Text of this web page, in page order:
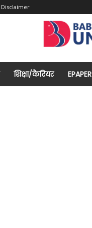
Disclaimer
शिक्षा/कैरियर EPAPER